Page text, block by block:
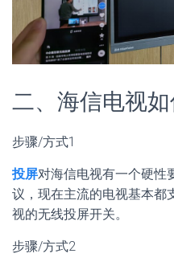
二、海信电视
步骤/方式1
投屏对海信电视有一个硬
议，现在主流的电视基本都
视的无线投屏开关。
步骤/方式2